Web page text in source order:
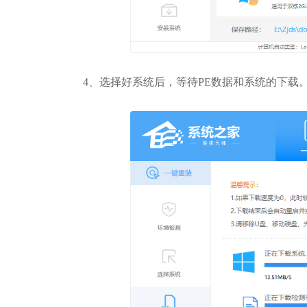
4、选择好系统后，等待PE数据和系统的下载